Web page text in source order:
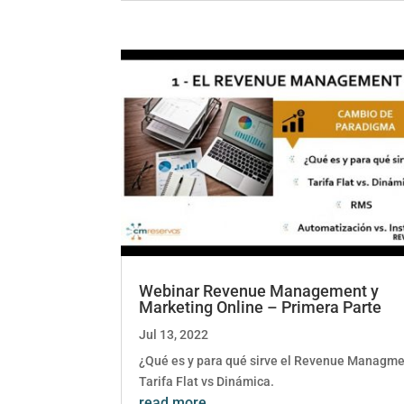
Webinar Revenue Management y
Marketing Online – Primera Parte
Jul 13, 2022
¿Qué es y para qué sirve el Revenue
Tarifa Flat vs Dinámica.